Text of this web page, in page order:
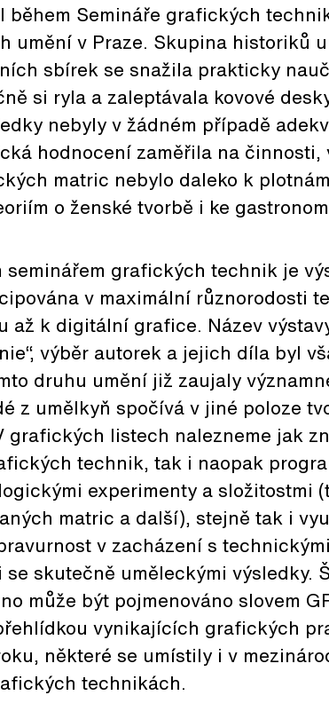
během Semináře grafických
umění v Praze. Skupina historiků
sbírek se snažila prakticky
si ryla a zaleptávala kovové
nebyly v žádném případě
hodnocení zaměřila na činnosti,
matric nebylo daleko k
o ženské tvorbě i ke
grafických technik je
v maximální různorodosti
až k digitální grafice. Název
výběr autorek a jejich díla byl
druhu umění již zaujaly
z umělkyň spočívá v jiné poloze
grafických listech nalezneme jak
technik, tak i naopak
experimenty a složitostmi
matric a další), stejně tak i
v zacházení s
skutečně uměleckými výsledky.
může být pojmenováno slovem
vynikajících grafických
některé se umístily i v
technikách.